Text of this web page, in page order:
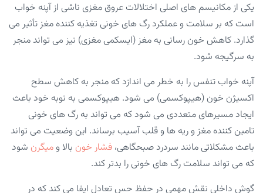
یکی از مکانیسم های اصلی اختلالات عروق مغزی ناشی از آپنه خواب
است که بر سلامت و عملکرد رگ های خونی تغذیه کننده مغز تأثیر می
گذارد. کاهش خون رسانی به مغز (ایسکمی مغزی) نیز می تواند منجر
به سرگیجه شود.
آپنه خواب تنفس را به خطر می اندازد که منجر به کاهش سطح
اکسیژن خون (هیپوکسمی) می شود. هیپوکسمی به نوبه خود باعث
ایجاد مسیرهای متعددی می شود که می تواند به رگ های خونی
تامین کننده مغز و ریه ها و قلب آسیب برساند. این وضعیت می تواند
باعث مشکلاتی مانند سردرد صبحگاهی، فشار خون بالا و میگرن شود
که می تواند سلامت رگ های خونی را بدتر کند.
گوش داخلی نقش مهمی در حفظ حس تعادل ایفا می کند که در